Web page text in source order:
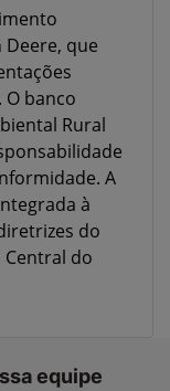
Deere, que
banco
Rural
A
à
do
Central do
equipe